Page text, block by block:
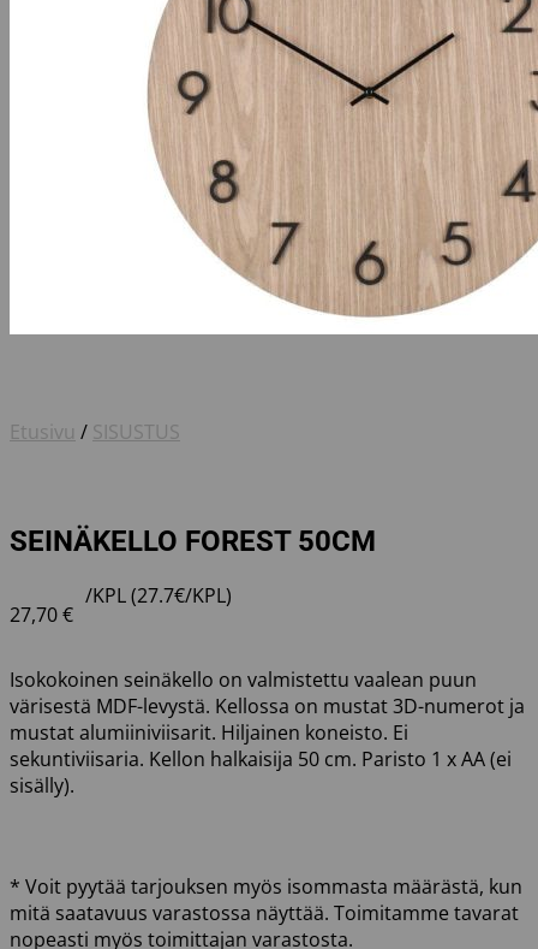
Etusivu / SISUSTUS
SEINÄKELLO FOREST 50CM
27,70€
/KPL (27.7€/KPL)
Isokokoinen seinäkello on valmistettu vaalean puun
värisestä MDF-levystä. Kellossa on mustat 3D-numerot ja
mustat alumiiniviisarit. Hiljainen koneisto. Ei
sekuntiviisaria. Kellon halkaisija 50 cm. Paristo 1 x AA (ei
sisälly).
* Voit pyytää tarjouksen myös isommasta määrästä, kun
mitä saatavuus varastossa näyttää. Toimitamme tavarat
nopeasti myös toimittajan varastosta.